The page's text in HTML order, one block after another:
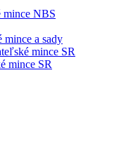
mince NBS
mince a sady
mince SR
mince SR